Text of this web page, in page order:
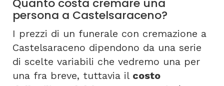
Quanto costa cremare una
persona a Castelsaraceno?
I prezzi di un funerale con cremazione a
Castelsaraceno dipendono da una serie
di scelte variabili che vedremo una per
una fra breve, tuttavia il costo